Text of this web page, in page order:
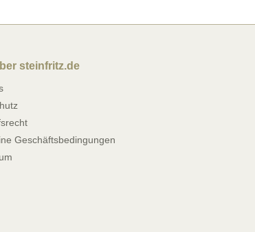
steinfritz.de
Geschäftsbedingungen